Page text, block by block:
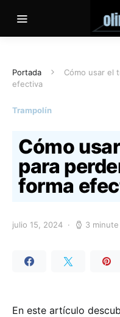
Portada
Cómo usar el
efectiva
Trampolín
Cómo
para
forma
julio 15, 2024 3
En este artículo